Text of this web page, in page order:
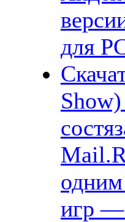
для
игр —